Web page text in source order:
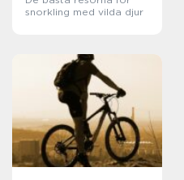
snorkling med vilda djur